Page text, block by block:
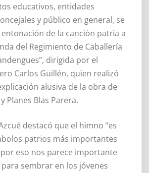
educativos, entidades
y público en general, se
de la canción patria a
del Regimiento de Caballería
dirigida por el
Carlos Guillén, quien realizó
alusiva de la obra de
Planes Blas Parera.
destacó que el himno “es
patrios más importantes
eso nos parece importante
sembrar en los jóvenes